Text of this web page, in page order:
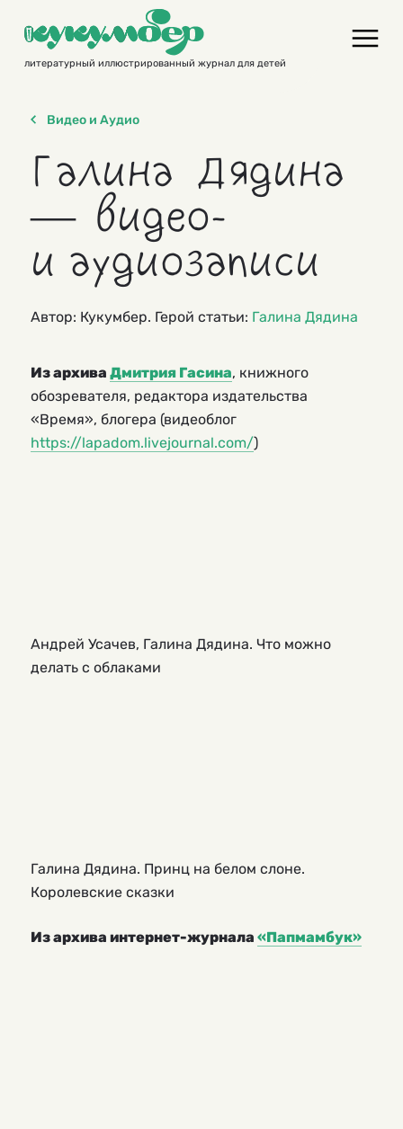
contentлитературный иллюстрированный журнал для детей
Видео и Аудио
Галина Дядина
— видео-
и аудиозаписи
Автор: Кукумбер. Герой статьи: Галина Дядина
Из архива Дмитрия Гасина, книжного
обозревателя, редактора издательства
«Время», блогера (видеоблог
https://lapadom.livejournal.com/)
Андрей Усачев, Галина Дядина. Что можно
делать с облаками
Галина Дядина. Принц на белом слоне.
Королевские сказки
Из архива интернет-журнала «Папмамбук»